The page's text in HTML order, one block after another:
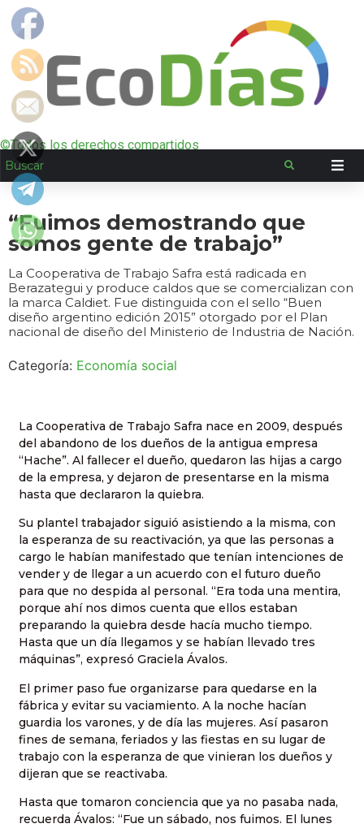
©Todos los derechos compartidos
“Fuimos demostrando que
somos gente de trabajo”
La Cooperativa de Trabajo Safra está radicada en
Berazategui y produce caldos que se comercializan con
la marca Caldiet. Fue distinguida con el sello “Buen
diseño argentino edición 2015” otorgado por el Plan
nacional de diseño del Ministerio de Industria de Nación.
Categoría: Economía social
La Cooperativa de Trabajo Safra nace en 2009, después
del abandono de los dueños de la antigua empresa
“Hache”. Al fallecer el dueño, quedaron las hijas a cargo
de la empresa, y dejaron de presentarse en la misma
hasta que declararon la quiebra.
Su plantel trabajador siguió asistiendo a la misma, con
la esperanza de su reactivación, ya que las personas a
cargo le habían manifestado que tenían intenciones de
vender y de llegar a un acuerdo con el futuro dueño
para que no despida al personal. “Era toda una mentira,
porque ahí nos dimos cuenta que ellos estaban
preparando la quiebra desde hacía mucho tiempo.
Hasta que un día llegamos y se habían llevado tres
máquinas”, expresó Graciela Ávalos.
El primer paso fue organizarse para quedarse en la
fábrica y evitar su vaciamiento. A la noche hacían
guardia los varones, y de día las mujeres. Así pasaron
fines de semana, feriados y las fiestas en su lugar de
trabajo con la esperanza de que vinieran los dueños y
dijeran que se reactivaba.
Hasta que tomaron conciencia que ya no pasaba nada,
recuerda Ávalos: “Fue un sábado, nos fuimos. El lunes